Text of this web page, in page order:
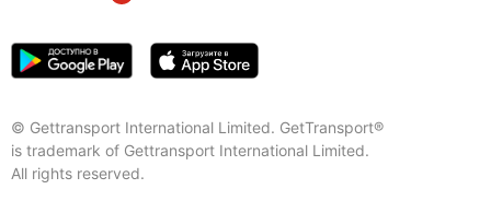
© Gettransport International Limited. GetTransport®
is trademark of Gettransport International Limited.
All rights reserved.